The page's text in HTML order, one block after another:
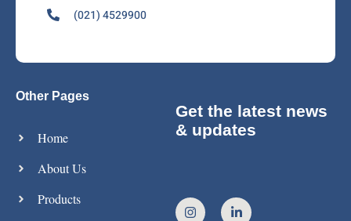
(021) 4529900
Other Pages
Home
About Us
Products
Get the latest news
& updates